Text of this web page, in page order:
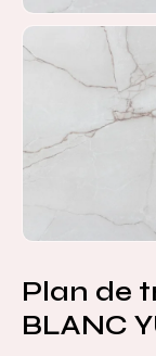
Plan de
BLANC